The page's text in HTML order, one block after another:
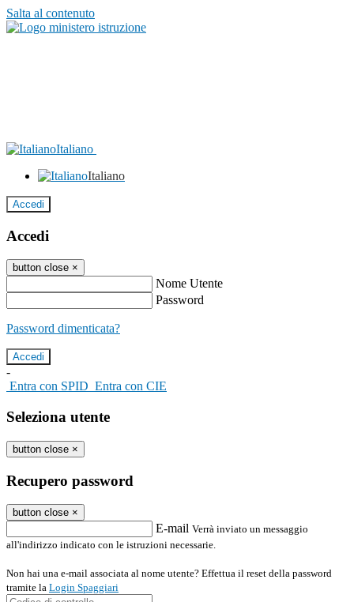
Salta al contenuto
Italiano
Italiano
Accedi
Accedi
button close ×
Nome Utente
Password
Password dimenticata?
-
Entra con SPID Entra con CIE
Seleziona utente
button close ×
Recupero password
button close ×
E-mail Verrà inviato un messaggio
all'indirizzo indicato con le istruzioni necessarie.
Non hai una e-mail associata al nome utente? Effettua il reset della password
tramite la Login Spaggiari